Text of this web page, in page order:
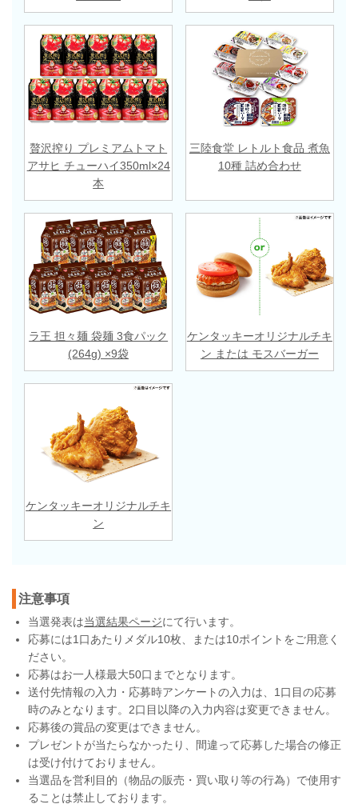
贅沢搾り プレミアムトマト
アサヒ チューハイ350ml×24
本
三陸食堂 レトルト食品 煮魚
10種 詰め合わせ
ラ王 担々麺 袋麺 3食パック
(264g) ×9袋
ケンタッキーオリジナルチキ
ン または モスバーガー
ケンタッキーオリジナルチキ
ン
注意事項
当選発表は当選結果ページにて行います。
応募には1口あたりメダル10枚、または10ポイントをご用意く
ださい。
応募はお一人様最大50口までとなります。
送付先情報の入力・応募時アンケートの入力は、1口目の応募
時のみとなります。2口目以降の入力内容は変更できません。
応募後の賞品の変更はできません。
プレゼントが当たらなかったり、間違って応募した場合の修正
は受け付けておりません。
当選品を営利目的（物品の販売・買い取り等の行為）で使用す
ることは禁止しております。